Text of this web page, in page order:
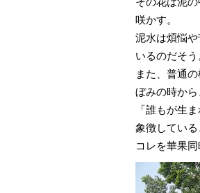
咲かす。
泥水は煩悩
いるのだそう
また、普通
ぼみの時か
「誰もが生
象徴してい
コレを華果